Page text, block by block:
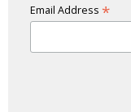
Email Address *